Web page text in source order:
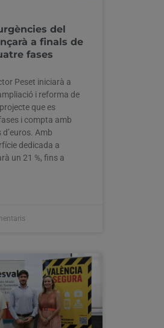
del
a finals de
fases
Peset iniciarà a
i reforma de
que es
i compta amb
Amb
dedicada a
un 21 %, fins a